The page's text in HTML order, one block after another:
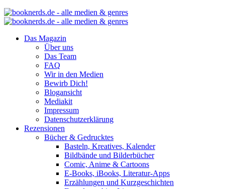
Das Magazin
Über uns
Das Team
FAQ
Wir in den Medien
Bewirb Dich!
Blogansicht
Mediakit
Impressum
Datenschutzerklärung
Rezensionen
Bücher & Gedrucktes
Basteln, Kreatives, Kalender
Bildbände und Bilderbücher
Comic, Anime & Cartoons
E-Books, iBooks, Literatur-Apps
Erzählungen und Kurzgeschichten